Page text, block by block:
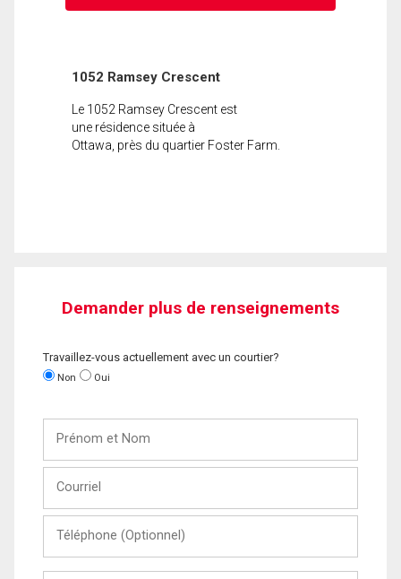
1052 Ramsey Crescent
Le 1052 Ramsey Crescent est
une résidence située à
Ottawa, près du quartier Foster Farm.
Demander plus de renseignements
Travaillez-vous actuellement avec un courtier?
Non Oui
Nom
(Optionnel)
Message